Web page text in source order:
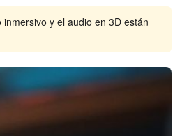
y el audio en 3D están